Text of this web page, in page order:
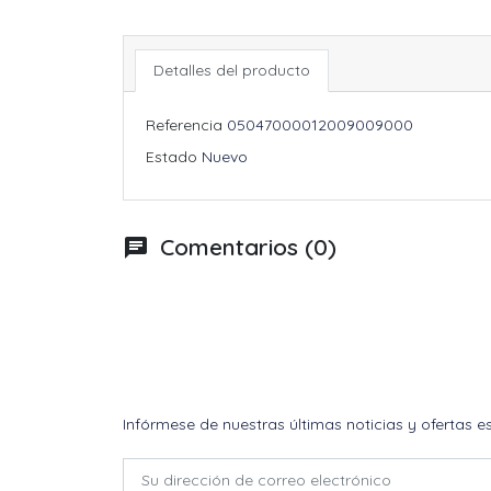
Detalles del producto
Referencia 05047000012009009000
Estado Nuevo
chat Comentarios (0)
Infórmese de nuestras últimas noticias y ofertas